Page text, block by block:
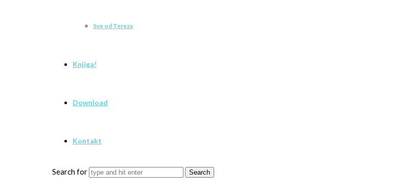
Sve od Tereza
Knjiga!
Download
Kontakt
Search for